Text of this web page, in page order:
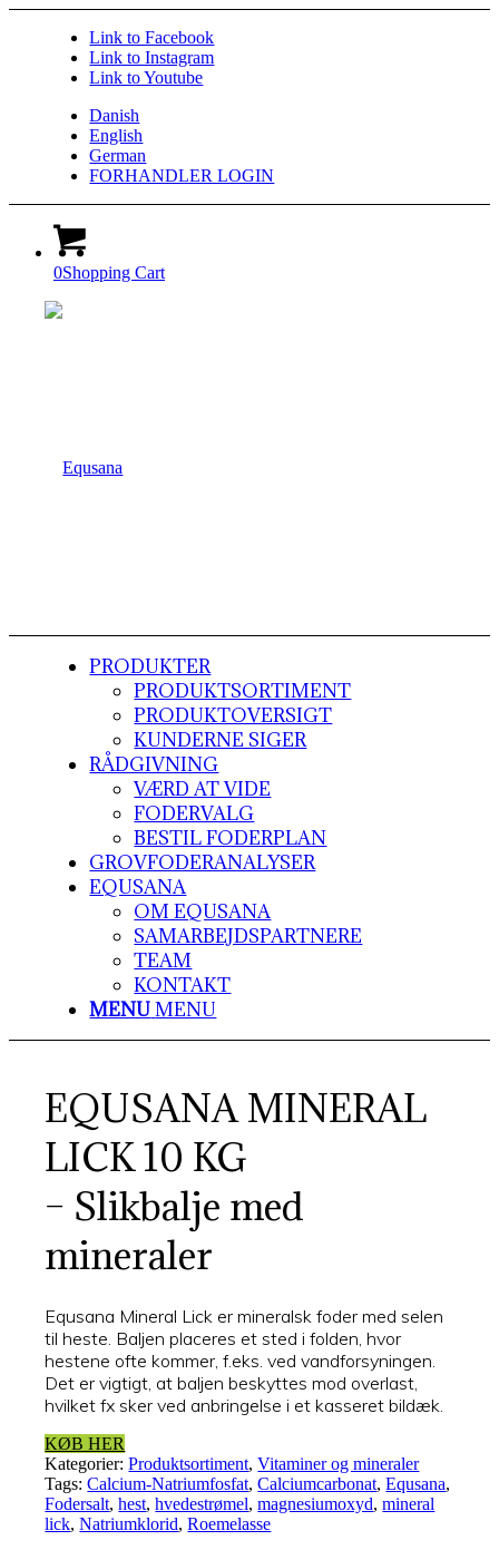
Link to Facebook
Link to Instagram
Link to Youtube
Danish
English
German
FORHANDLER LOGIN
0Shopping Cart
PRODUKTER
PRODUKTSORTIMENT
PRODUKTOVERSIGT
KUNDERNE SIGER
RÅDGIVNING
VÆRD AT VIDE
FODERVALG
BESTIL FODERPLAN
GROVFODERANALYSER
EQUSANA
OM EQUSANA
SAMARBEJDSPARTNERE
TEAM
KONTAKT
MENU MENU
EQUSANA MINERAL
LICK 10 KG
– Slikbalje med
mineraler
Equsana Mineral Lick er mineralsk foder med selen
til heste. Baljen placeres et sted i folden, hvor
hestene ofte kommer, f.eks. ved vandforsyningen.
Det er vigtigt, at baljen beskyttes mod overlast,
hvilket fx sker ved anbringelse i et kasseret bildæk.
KØB HER
Kategorier:Produktsortiment,Vitaminer og mineraler
Tags:Calcium-Natriumfosfat,Calciumcarbonat,Equsana,
Fodersalt,hest,hvedestrømel,magnesiumoxyd,mineral
lick,Natriumklorid,Roemelasse